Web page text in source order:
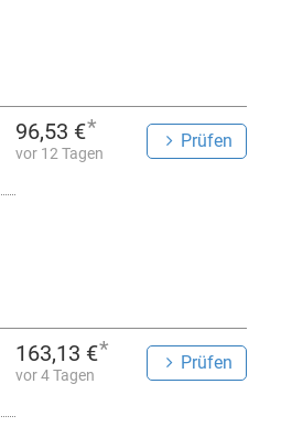
96,53 €*
vor 12 Tagen
Prüfen
163,13 €*
vor 4 Tagen
Prüfen